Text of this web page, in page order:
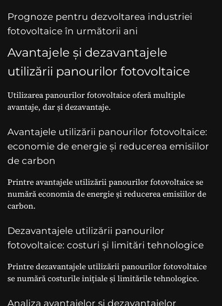
Prognoze pentru dezvoltarea industriei
fotovoltaice în următorii ani
Avantajele și dezavantajele
utilizării panourilor fotovoltaice
Utilizarea panourilor fotovoltaice oferă multiple
avantaje, dar și dezavantaje.
Avantajele utilizării panourilor fotovoltaice:
economie de energie și reducerea emisiilor
de carbon
Printre avantajele utilizării panourilor fotovoltaice se
numără economia de energie și reducerea emisiilor de
carbon.
Dezavantajele utilizării panourilor
fotovoltaice: costuri și limitări tehnologice
Printre dezavantajele utilizării panourilor fotovoltaice
se numără costurile inițiale și limitările tehnologice.
Analiza avantajelor și dezavantajelor